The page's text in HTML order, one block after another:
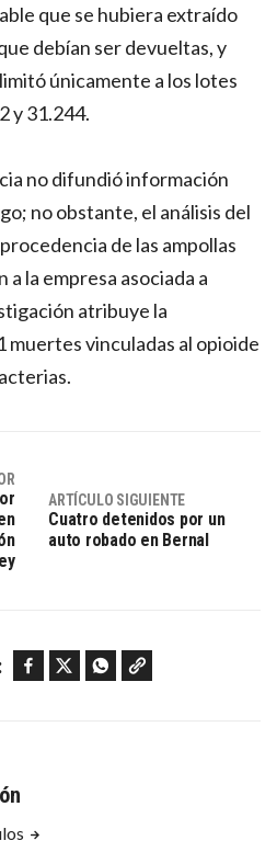
que se hubiera extraído
debían ser devueltas, y
únicamente a los lotes
y 31.244.
no difundió información
no obstante, el análisis del
de las ampollas
la empresa asociada a
atribuye la
muertes vinculadas al opioide
ARTÍCULO SIGUIENTE
Cuatro detenidos por un
auto robado en Bernal
Facebook Twitter WhatsApp Copy link